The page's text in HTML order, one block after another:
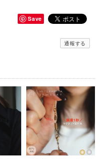
Save
通報する